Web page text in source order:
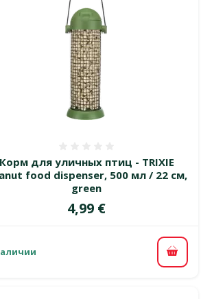
Корм для уличных птиц - TRIXIE
food dispenser, 500 мл / 22 см,
green
Цена
4,99 €
В